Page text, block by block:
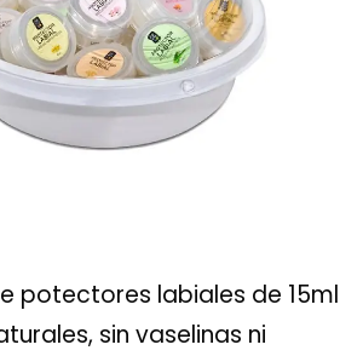
potectores labiales de 15ml
sin vaselinas ni